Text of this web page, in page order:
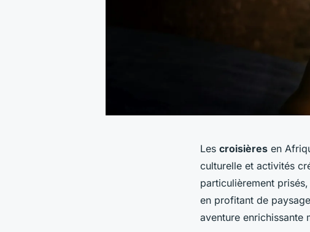
Les croisières en
culturelle et activités
particulièrement
en profitant de
aventure enrichissante